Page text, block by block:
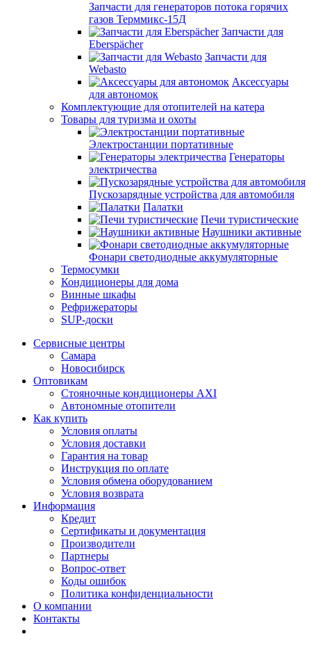
Запчасти для генераторов потока горячих
газов Терммикс-15Д
Запчасти для
Eberspächer
Запчасти для
Webasto
Аксессуары
для автономок
Комплектующие для отопителей на катера
Товары для туризма и охоты
Электростанции портативные
Генераторы
электричества
Пускозарядные устройства для автомобиля
Палатки
Печи туристические
Наушники активные
Фонари светодиодные аккумуляторные
Термосумки
Кондиционеры для дома
Винные шкафы
Рефрижераторы
SUP-доски
Сервисные центры
Самара
Новосибирск
Оптовикам
Стояночные кондиционеры AXI
Автономные отопители
Как купить
Условия оплаты
Условия доставки
Гарантия на товар
Инструкция по оплате
Условия обмена оборудованием
Условия возврата
Информация
Кредит
Сертификаты и документация
Производители
Партнеры
Вопрос-ответ
Коды ошибок
Политика конфиденциальности
О компании
Контакты